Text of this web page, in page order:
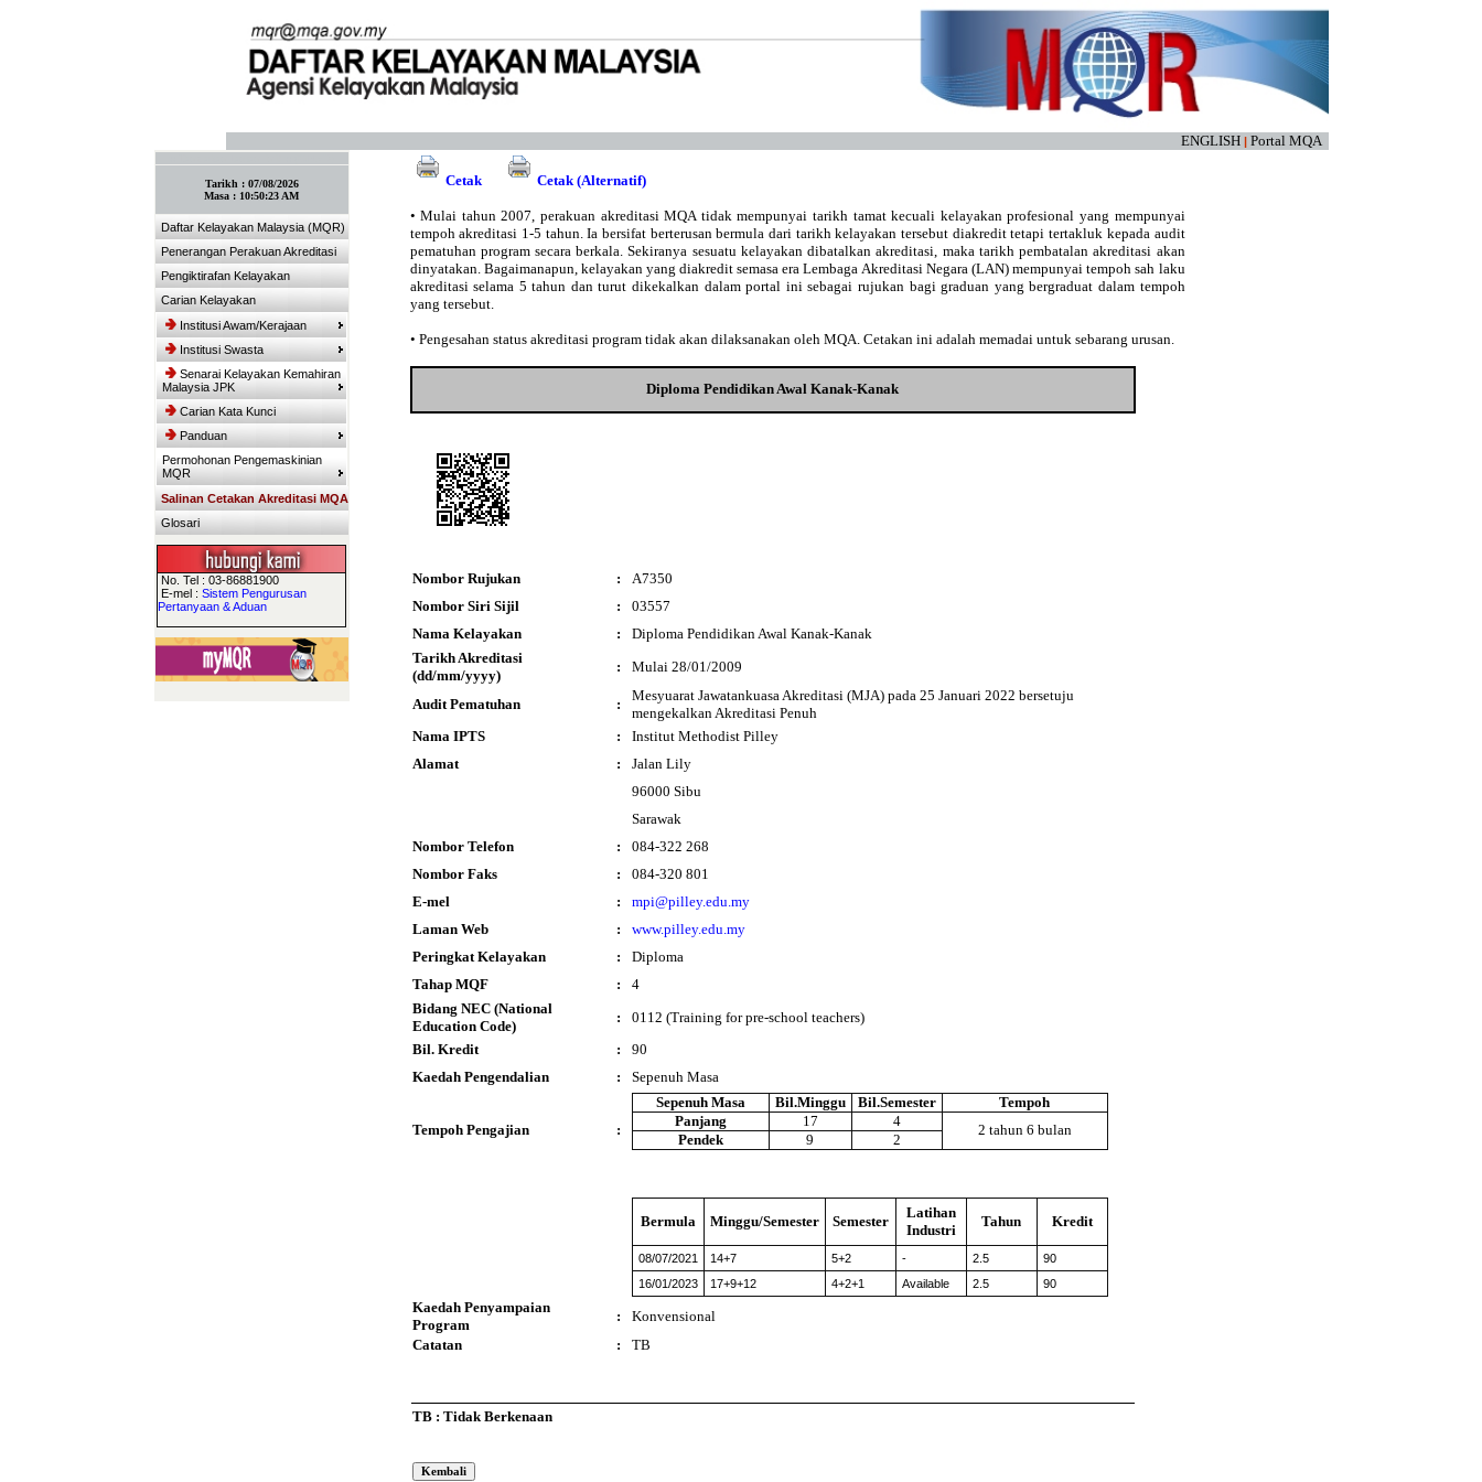
ENGLISH | Portal MQA
Tarikh : 07/08/2026
Masa : 10:50:23 AM
Daftar Kelayakan Malaysia (MQR)
Penerangan Perakuan Akreditasi
Pengiktirafan Kelayakan
Carian Kelayakan
Institusi Awam/Kerajaan
Institusi Swasta
Senarai Kelayakan Kemahiran
Malaysia JPK
Carian Kata Kunci
Panduan
Permohonan Pengemaskinian
MQR
Salinan Cetakan Akreditasi MQA
Glosari
No. Tel : 03-86881900
E-mel : Sistem Pengurusan
Pertanyaan & Aduan
Cetak Cetak (Alternatif)
• Mulai tahun 2007, perakuan akreditasi MQA tidak mempunyai tarikh tamat kecuali kelayakan profesional yang mempunyai
tempoh akreditasi 1-5 tahun. Ia bersifat berterusan bermula dari tarikh kelayakan tersebut diakredit tetapi tertakluk kepada audit
pematuhan program secara berkala. Sekiranya sesuatu kelayakan dibatalkan akreditasi, maka tarikh pembatalan akreditasi akan
dinyatakan. Bagaimanapun, kelayakan yang diakredit semasa era Lembaga Akreditasi Negara (LAN) mempunyai tempoh sah laku
akreditasi selama 5 tahun dan turut dikekalkan dalam portal ini sebagai rujukan bagi graduan yang bergraduat dalam tempoh
yang tersebut.
• Pengesahan status akreditasi program tidak akan dilaksanakan oleh MQA. Cetakan ini adalah memadai untuk sebarang urusan.
Diploma Pendidikan Awal Kanak-Kanak
Nombor Rujukan :
A7350
Nombor Siri Sijil
:
03557
Nama Kelayakan
:
Diploma Pendidikan Awal Kanak-Kanak
Tarikh Akreditasi
(dd/mm/yyyy)
: Mulai 28/01/2009
Audit Pematuhan :
Mesyuarat Jawatankuasa Akreditasi (MJA) pada 25 Januari 2022 bersetuju
mengekalkan Akreditasi Penuh
Nama IPTS
:
Institut Methodist Pilley
Alamat
:
Jalan Lily
96000 Sibu
Sarawak
Nombor Telefon
:
084-322 268
Nombor Faks
:
084-320 801
E-mel
:
mpi@pilley.edu.my
Laman Web
:
www.pilley.edu.my
Peringkat Kelayakan
:
Diploma
Tahap MQF
:
4
Bidang NEC (National
Education Code)
:
0112 (Training for pre-school teachers)
Bil. Kredit
:
90
Kaedah Pengendalian
: Sepenuh Masa
Tempoh Pengajian :
Sepenuh Masa Bil.Minggu Bil.Semester
Tempoh
Panjang
17 4
2 tahun 6 bulan
Pendek 9 2
Bermula Minggu/Semester Semester
Latihan
Industri
Tahun Kredit
08/07/2021 14+7 5+2 - 2.5
90
16/01/2023
17+9+12 4+2+1 Available 2.5 90
Kaedah Penyampaian
Program
:
Konvensional
Catatan
: TB
TB : Tidak Berkenaan